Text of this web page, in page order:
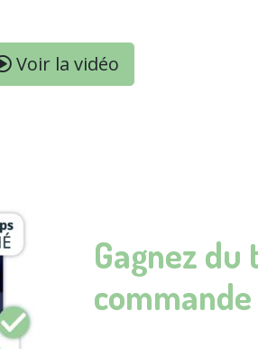
Voir la vidéo
Gagnez
commande